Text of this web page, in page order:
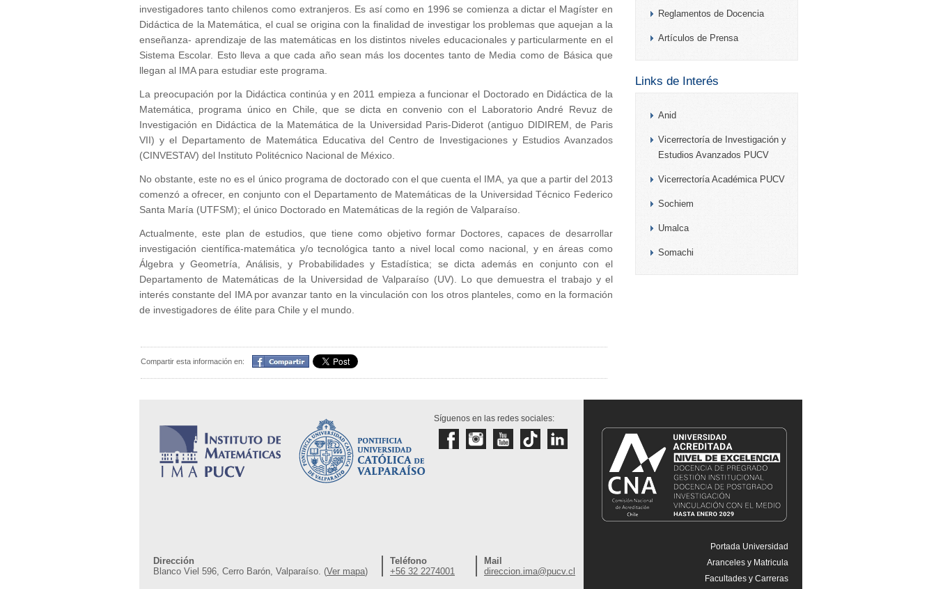
investigadores tanto chilenos como extranjeros. Es así como en 1996 se comienza a dictar el Magíster en
Didáctica de la Matemática, el cual se origina con la finalidad de investigar los problemas que aquejan a la
enseñanza- aprendizaje de las matemáticas en los distintos niveles educacionales y particularmente en el
Sistema Escolar. Esto lleva a que cada año sean más los docentes tanto de Media como de Básica que
llegan al IMA para estudiar este programa.
La preocupación por la Didáctica continúa y en 2011 empieza a funcionar el Doctorado en Didáctica de la
Matemática, programa único en Chile, que se dicta en convenio con el Laboratorio André Revuz de
Investigación en Didáctica de la Matemática de la Universidad Paris-Diderot (antiguo DIDIREM, de Paris
VII) y el Departamento de Matemática Educativa del Centro de Investigaciones y Estudios Avanzados
(CINVESTAV) del Instituto Politécnico Nacional de México.
No obstante, este no es el único programa de doctorado con el que cuenta el IMA, ya que a partir del 2013
comenzó a ofrecer, en conjunto con el Departamento de Matemáticas de la Universidad Técnico Federico
Santa María (UTFSM); el único Doctorado en Matemáticas de la región de Valparaíso.
Actualmente, este plan de estudios, que tiene como objetivo formar Doctores, capaces de desarrollar
investigación científica-matemática y/o tecnológica tanto a nivel local como nacional, y en áreas como
Álgebra y Geometría, Análisis, y Probabilidades y Estadística; se dicta además en conjunto con el
Departamento de Matemáticas de la Universidad de Valparaíso (UV). Lo que demuestra el trabajo y el
interés constante del IMA por avanzar tanto en la vinculación con los otros planteles, como en la formación
de investigadores de élite para Chile y el mundo.
Compartir esta información en: Compartir
Reglamentos de Docencia
Artículos de Prensa
Links de Interés
Anid
Vicerrectoría de Investigación y
Estudios Avanzados PUCV
Vicerrectoría Académica PUCV
Sochiem
Umalca
Somachi
Síguenos en las redes sociales:
Dirección
Blanco Viel 596, Cerro Barón, Valparaíso. (Ver mapa)
Teléfono
+56 32 2274001
Mail
direccion.ima@pucv.cl
Portada Universidad
Aranceles y Matricula
Facultades y Carreras